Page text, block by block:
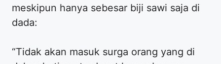
meskipun hanya sebesar biji sawi saja di
dada:
“Tidak akan masuk surga orang yang di